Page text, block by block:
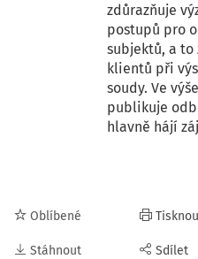
zdůrazňuje
postupů pro
subjektů, a to
klientů při
soudy. Ve
publikuje
hlavně hájí
Oblíbené
Stáhnout Sdílet